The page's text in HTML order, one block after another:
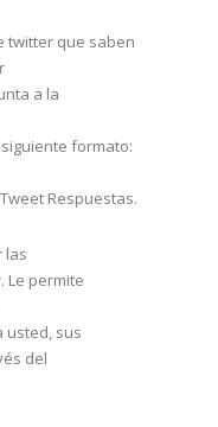
twitter que saben
a la
formato:
Respuestas.
las
Le permite
usted, sus
del